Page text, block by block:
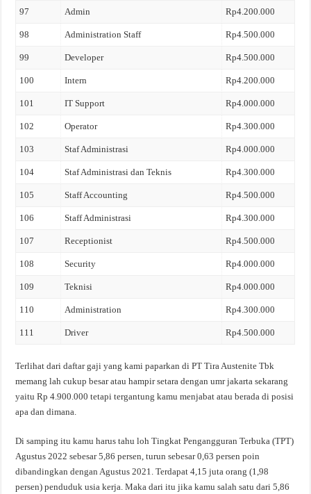
97 Admin Rp4.200.000
98 Administration Staff Rp4.500.000
99 Developer Rp4.500.000
100 Intern Rp4.200.000
101 IT Support Rp4.000.000
102 Operator Rp4.300.000
103 Staf Administrasi Rp4.000.000
104 Staf Administrasi dan Teknis Rp4.300.000
105 Staff Accounting Rp4.500.000
106 Staff Administrasi Rp4.300.000
107 Receptionist Rp4.500.000
108 Security Rp4.000.000
109 Teknisi Rp4.000.000
110 Administration Rp4.300.000
111 Driver Rp4.500.000
Terlihat dari daftar gaji yang kami paparkan di PT Tira Austenite Tbk
memang lah cukup besar atau hampir setara dengan umr jakarta sekarang
yaitu Rp 4.900.000 tetapi tergantung kamu menjabat atau berada di posisi
apa dan dimana.
Di samping itu kamu harus tahu loh Tingkat Pengangguran Terbuka (TPT)
Agustus 2022 sebesar 5,86 persen, turun sebesar 0,63 persen poin
dibandingkan dengan Agustus 2021. Terdapat 4,15 juta orang (1,98
persen) penduduk usia kerja. Maka dari itu jika kamu salah satu dari 5,86